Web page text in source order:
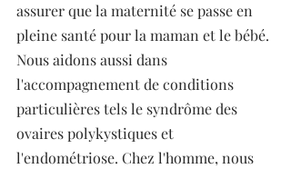
assurer que la maternité se passe en
pleine santé pour la maman et le bébé.
Nous aidons aussi dans
l'accompagnement de conditions
particulières tels le syndrôme des
ovaires polykystiques et
l'endométriose. Chez l'homme, nous